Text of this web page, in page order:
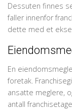
Dessuten finnes
faller innenfor
dette med et
En
foretak.
ansatte meglere,
antall